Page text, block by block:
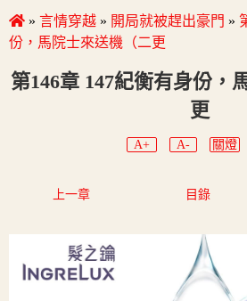
» 言情穿越 » 開局就被趕出豪門 »
份，馬院士來送機（二更
第146章 147紀衡有身份，
更
A+ A- 關燈
上一章 目錄